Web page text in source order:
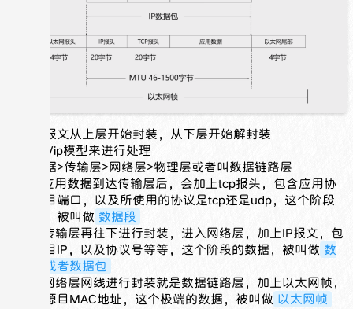
以太网报文从上层开始封装，从下层开始解封装
根据tcp/ip模型来进行处理
应用数据>传输层>网络层>物理层或者叫数据链路层
应用数据到达传输层后，会加上tcp报头，包含应用协
议的源目端口，以及所使用的协议是tcp还是udp，这个阶段
的数据，被叫做 数据段
传输层再往下进行封装，进入网络层，加上IP报文，包
含了源目IP，以及协议号等等，这个阶段的数据，被叫做 数
据报，或者数据包
网络层网线进行封装就是数据链路层，加上以太网帧，
包含了源目MAC地址，这个极端的数据，被叫做 以太网帧